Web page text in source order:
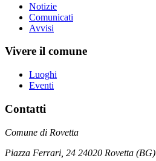
Notizie
Comunicati
Avvisi
Vivere il comune
Luoghi
Eventi
Contatti
Comune di Rovetta
Piazza Ferrari, 24 24020 Rovetta (BG)